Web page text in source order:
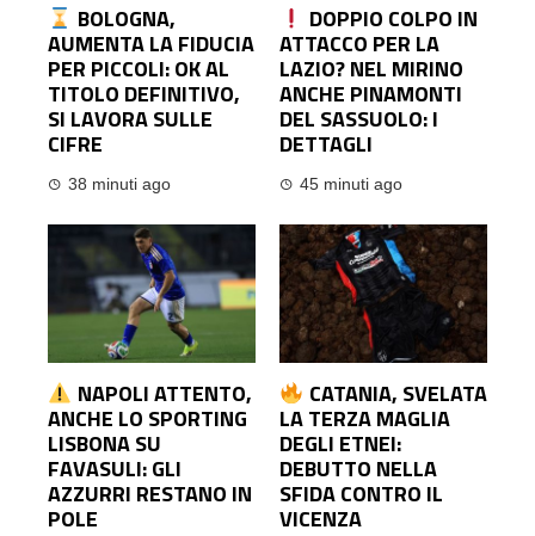
BOLOGNA,
AUMENTA LA FIDUCIA
PER PICCOLI: OK AL
TITOLO DEFINITIVO,
SI LAVORA SULLE
CIFRE
38 minuti ago
DOPPIO COLPO IN
ATTACCO PER LA
LAZIO? NEL MIRINO
ANCHE PINAMONTI
DEL SASSUOLO: I
DETTAGLI
45 minuti ago
NAPOLI ATTENTO,
ANCHE LO SPORTING
LISBONA SU
FAVASULI: GLI
AZZURRI RESTANO IN
POLE
CATANIA, SVELATA
LA TERZA MAGLIA
DEGLI ETNEI:
DEBUTTO NELLA
SFIDA CONTRO IL
VICENZA